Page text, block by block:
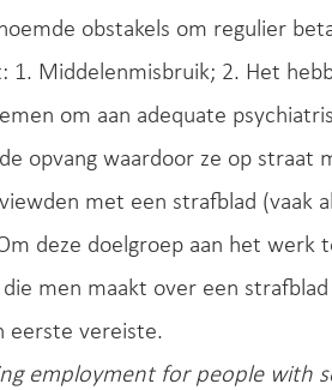
obstakels om regulier
Middelenmisbruik; 2. Het
om aan adequate
opvang waardoor ze op straat
met een strafblad (vaak
deze doelgroep aan het werk
men maakt over een
eerste vereiste.
employment for people with